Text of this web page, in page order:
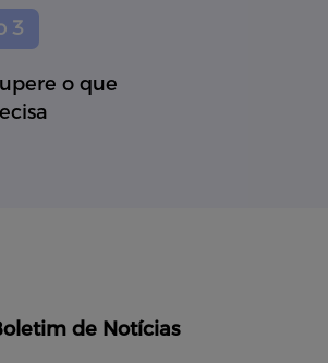
3
o que
de Notícias